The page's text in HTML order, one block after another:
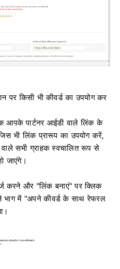
किसी भी कीवर्ड का उपयोग कर
आपके पार्टनर आईडी वाले लिंक के
भी लिंक प्रारूप का उपयोग करें,
सभी ग्राहक स्वचालित रूप से
जाएंगे।
करने और "लिंक बनाएं" पर क्लिक
में "अपने कीवर्ड के साथ रेफरल